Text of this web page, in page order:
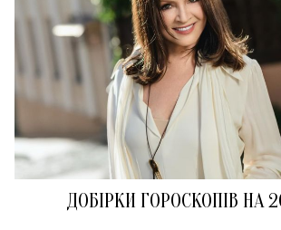
ДОБІРКИ ГОРОСКОПІВ НА